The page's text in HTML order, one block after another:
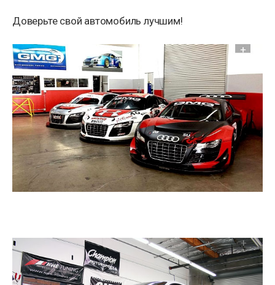
Доверьте свой автомобиль лучшим!